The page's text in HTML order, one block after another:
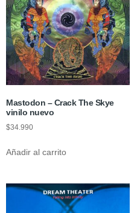
Mastodon – Crack The Skye
vinilo nuevo
$34.990
Añadir al carrito